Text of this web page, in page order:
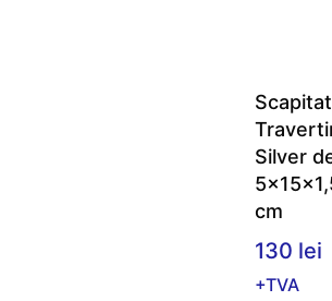
Scapitat
Silver
cm
130 lei
+TVA